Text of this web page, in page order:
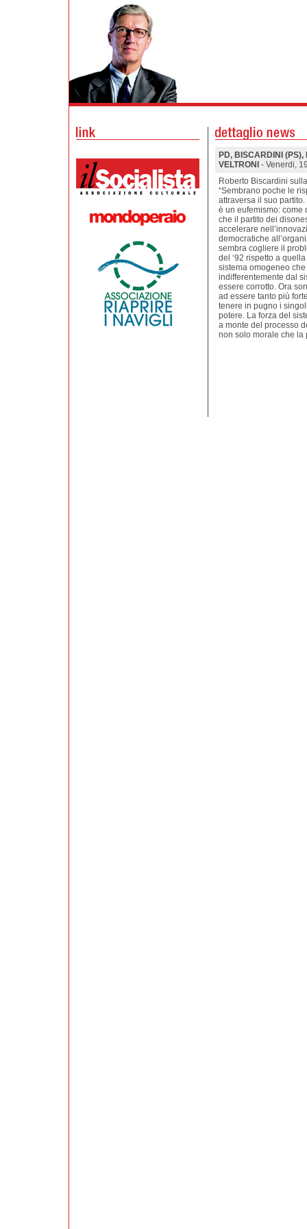
PD, BISCARDINI (PS),
VELTRONI - Venerdi,
Roberto Biscardini
“Sembrano poche le
attraversa il suo
è un eufemismo: come
che il partito dei
accelerare
democratiche
sembra cogliere il
del ‘92 rispetto a
sistema omogeneo
indifferentemente dal
essere corrotto. Ora
ad essere tanto più
tenere in pugno i
potere. La forza del
a monte del processo
non solo morale che la